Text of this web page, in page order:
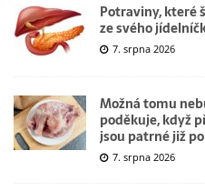
Potraviny, které
ze svého
7. srpna 2026
Možná tomu
poděkuje, když
jsou patrné již
7. srpna 2026